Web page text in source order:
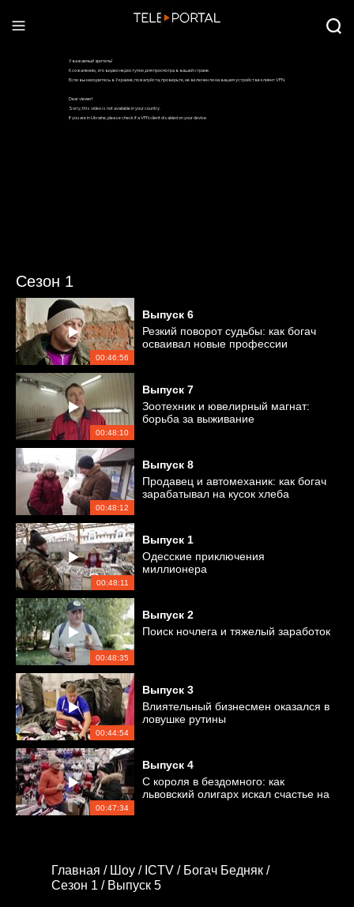
Сезон 1
00:46:56
Выпуск 6
Резкий поворот судьбы: как богач
осваивал новые профессии
00:48:10
Выпуск 7
Зоотехник и ювелирный магнат:
борьба за выживание
00:48:12
Выпуск 8
Продавец и автомеханик: как богач
зарабатывал на кусок хлеба
00:48:11
Выпуск 1
Одесские приключения
миллионера
00:48:35
Выпуск 2
Поиск ночлега и тяжелый заработок
00:44:54
Выпуск 3
Влиятельный бизнесмен оказался в
ловушке рутины
00:47:34
Выпуск 4
С короля в бездомного: как
львовский олигарх искал счастье на
Главная / Шоу / ICTV / Богач Бедняк /
Сезон 1 / Выпуск 5